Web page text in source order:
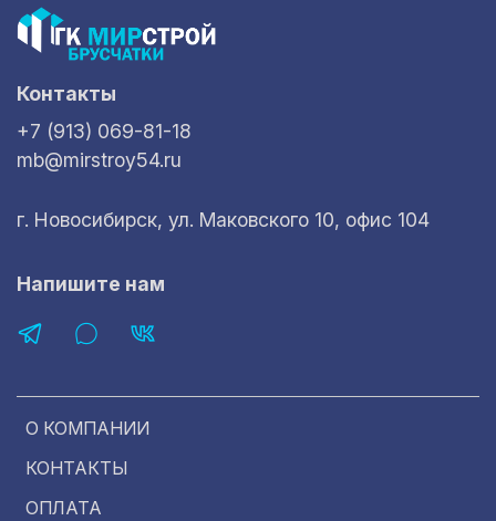
О КОМПАНИИ
КОНТАКТЫ
ОПЛАТА
Контакты
+7 (913) 069-81-18
mb@mirstroy54.ru
г. Новосибирск, ул. Маковского 10, офис 104
Напишите нам